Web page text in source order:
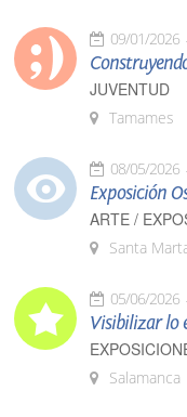
09/01/2026
JUVENTUD
Tamames
08/05/2026
Exposición
ARTE /
Santa
05/06/2026
Visibilizar lo
Salamanca